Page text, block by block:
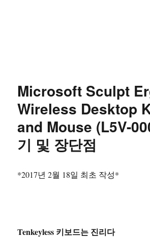
Microsoft Sculpt
Wireless Desktop
and Mouse (L5V-
기 및 장단점
*2017년 2월 18일 최초 작성*
Tenkeyless 키보드는 진리다